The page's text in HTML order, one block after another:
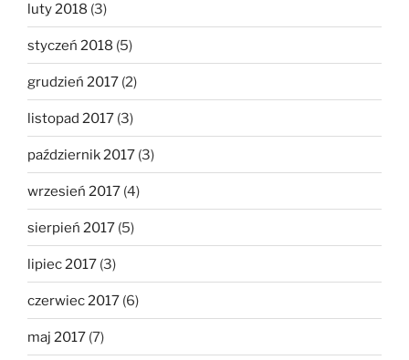
luty 2018 (3)
styczeń 2018 (5)
grudzień 2017 (2)
listopad 2017 (3)
październik 2017 (3)
wrzesień 2017 (4)
sierpień 2017 (5)
lipiec 2017 (3)
czerwiec 2017 (6)
maj 2017 (7)